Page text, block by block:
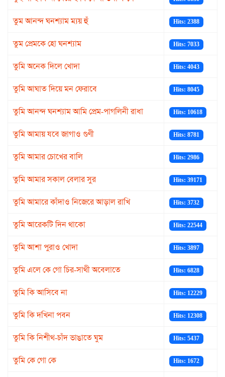
তুম আনন্দ ঘনশ্যাম ম্যয় হুঁ Hits: 2388
তুম প্রেমকে হো ঘনশ্যাম Hits: 7033
তুমি অনেক দিলে খোদা Hits: 4043
তুমি আঘাত দিয়ে মন ফেরাবে Hits: 8045
তুমি আনন্দ ঘনশ্যাম আমি প্রেম-পাগলিনী রাধা Hits: 10618
তুমি আমায় যবে জাগাও গুণী Hits: 8781
তুমি আমার চোখের বালি Hits: 2986
তুমি আমার সকাল বেলার সুর Hits: 39171
তুমি আমারে কাঁদাও নিজেরে আড়াল রাখি Hits: 3732
তুমি আরেকটি দিন থাকো Hits: 22544
তুমি আশা পুরাও খোদা Hits: 3897
তুমি এলে কে গো চির-সাথী অবেলাতে Hits: 6828
তুমি কি আসিবে না Hits: 12229
তুমি কি দখিনা পবন Hits: 12308
তুমি কি নিশীথ-চাঁদ ভাঙাতে ঘুম Hits: 5437
তুমি কে গো কে Hits: 1672